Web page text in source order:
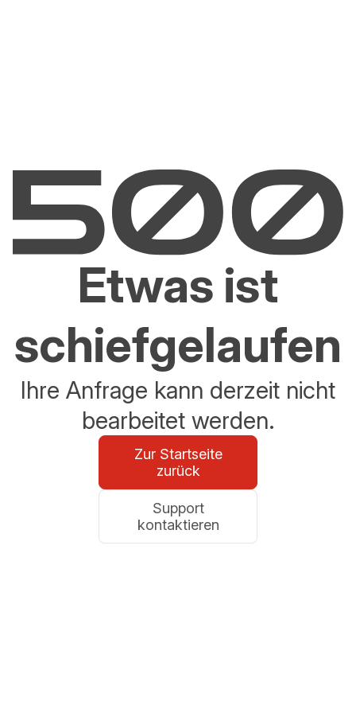
Etwas ist
schiefgelaufen
Ihre Anfrage kann derzeit nicht
bearbeitet werden.
Zur Startseite
zurück
Support
kontaktieren